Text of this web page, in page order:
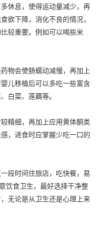
休息，使得运动量减少，再
欲下降，消化不良的情况，
较重要。例如可以喝些米
物会使肠蠕动减慢，再加上
儿移植后可以多吃一些富含
白菜、莲藕等。
精细，再加上应用黄体酮类
，进食时应掌握少吃一口的
段时间住旅店，吃快餐，易
饮食卫生，最好选择干净整
无论是从卫生还是心理上来